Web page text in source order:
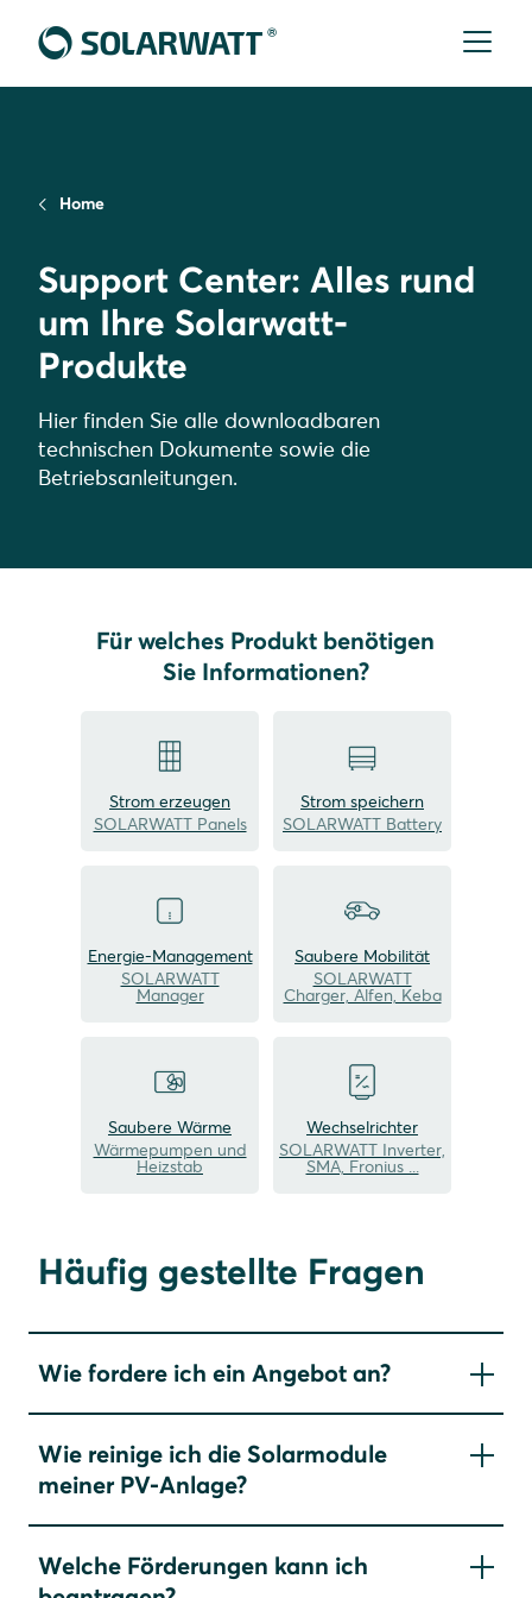
Home
Support Center: Alles rund
um Ihre Solarwatt-
Produkte
Hier finden Sie alle downloadbaren
technischen Dokumente sowie die
Betriebsanleitungen.
Für welches Produkt benötigen
Sie Informationen?
Strom erzeugen
SOLARWATT Panels
Strom speichern
SOLARWATT Battery
Energie-Management
SOLARWATT
Manager
Saubere Mobilität
SOLARWATT
Charger, Alfen, Keba
Saubere Wärme
Wärmepumpen und
Heizstab
Wechselrichter
SOLARWATT Inverter,
SMA, Fronius ...
Häufig gestellte Fragen
Wie fordere ich ein Angebot an?
Bitte nutzen Sie hierfür unser Kontaktformular
detaillierter Ihre Angaben, desto besser können
wir auf Ihre Anforderungen eingehen. Einer
unserer Partner oder unser eigenes
Planungsteam wird sich mit Ihnen in Verbindung
setzen und mit Ihnen zusammen ein persönliches,
Wie reinige ich die Solarmodule
meiner PV-Anlage?
Grundsätzlich ist ein eigenhändiges Reinigen der
Module nicht notwendig. Durch die Beschichtung
Welche Förderungen kann ich